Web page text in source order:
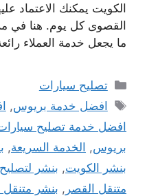
الكويت يمكنك الاعتماد
القصوى كل يوم. هنا في
ما يجعل خدمة العملاء
التصنيفات
تصليح سيارات
الوسوم
افضل خدمة بريوس,
افضل خدمة تصليح
بريوس, الخدمة السريعة,
بنشر الكويت, بنشر
متنقل القصر , بنشر